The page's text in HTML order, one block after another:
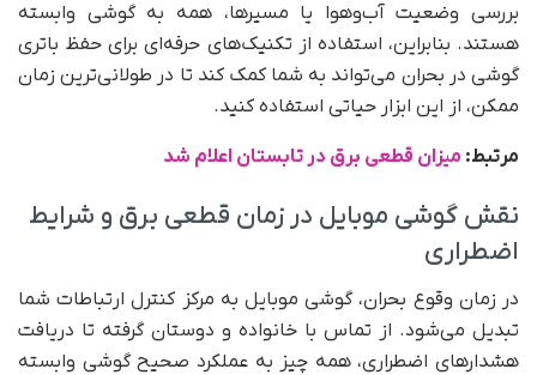
بررسی وضعیت آب‌وهوا یا مسیرها، همه به گوشی وابسته
هستند. بنابراین، استفاده از تکنیک‌های حرفه‌ای برای حفظ باتری
گوشی در بحران می‌تواند به شما کمک کند تا در طولانی‌ترین زمان
ممکن، از این ابزار حیاتی استفاده کنید.
مرتبط: میزان قطعی برق در تابستان اعلام شد
نقش گوشی موبایل در زمان قطعی برق و شرایط
اضطراری
در زمان وقوع بحران، گوشی موبایل به مرکز کنترل ارتباطات شما
تبدیل می‌شود. از تماس با خانواده و دوستان گرفته تا دریافت
هشدارهای اضطراری، همه چیز به عملکرد صحیح گوشی وابسته